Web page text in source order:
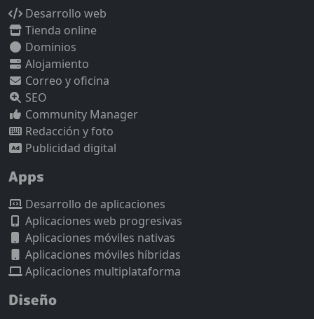
Desarrollo web
Tienda online
Dominios
Alojamiento
Correo y oficina
SEO
Community Manager
Redacción y foto
Publicidad digital
Apps
Desarrollo de aplicaciones
Aplicaciones web progresivas
Aplicaciones móviles nativas
Aplicaciones móviles híbridas
Aplicaciones multiplataforma
Diseño